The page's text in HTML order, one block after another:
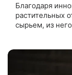
Благодаря
растительных
сырьем, из